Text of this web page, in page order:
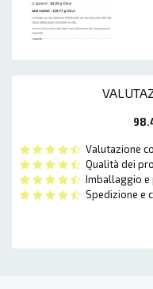
Valutazione
Qualità dei
Imballaggio e
Spedizione e